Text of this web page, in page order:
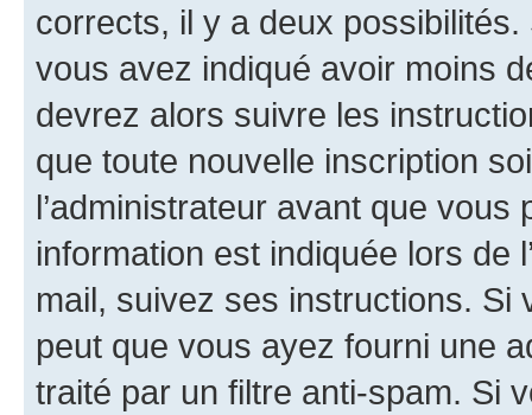
corrects, il y a deux
vous avez indiqué avoir moins
devrez alors suivre les
que toute nouvelle inscription
l’administrateur avant que
information est indiquée lors de
mail, suivez ses instructions. Si
peut que vous ayez fourni une
traité par un filtre anti-spam. Si